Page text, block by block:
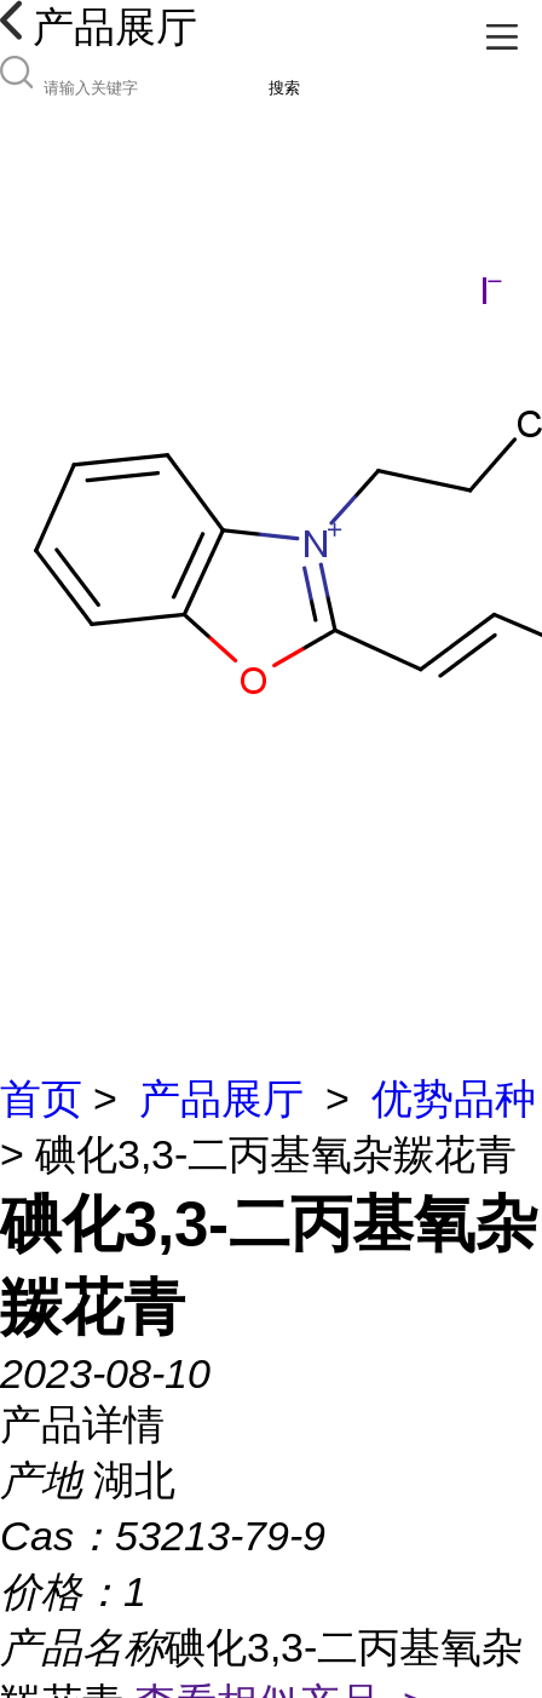
产品展厅
搜索
首页 > 产品展厅 > 优势品种
> 碘化3,3-二丙基氧杂羰花青
碘化3,3-二丙基氧杂
羰花青
2023-08-10
产品详情
产地 湖北
Cas： 53213-79-9
价格： 1
产品名称碘化3,3-二丙基氧杂